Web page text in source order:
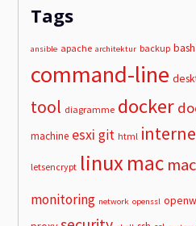
Tags
ansible apache architektur backup bash
command-line
tool diagramme docker
machine esxi git html
letsencrypt linuxmac
monitoring network openssl